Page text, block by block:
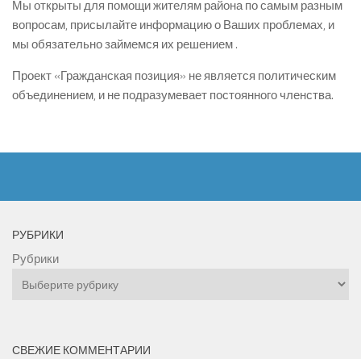
Мы открыты для помощи жителям района по самым разным
вопросам, присылайте информацию о Ваших проблемах, и
мы обязательно займемся их решением .
Проект «Гражданская позиция» не является политическим
объединением, и не подразумевает постоянного членства.
РУБРИКИ
Рубрики
СВЕЖИЕ КОММЕНТАРИИ